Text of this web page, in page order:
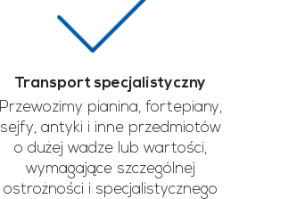
Transport specjalistyczny
Przewozimy pianina, fortepiany,
sejfy, antyki i inne przedmiotów
o dużej wadze lub wartości,
wymagające szczególnej
ostrożności i specjalistycznego